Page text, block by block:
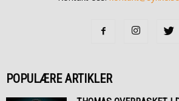
POPULÆRE ARTIKLER